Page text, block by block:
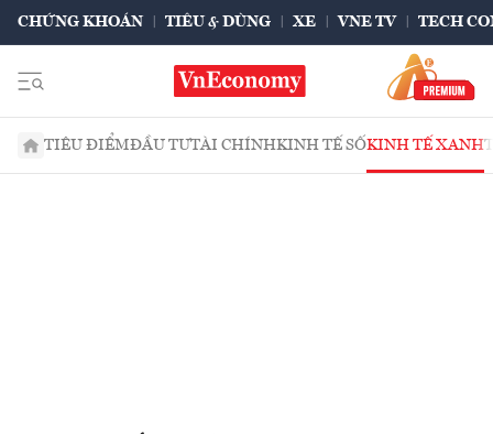
CHỨNG KHOÁN TIÊU & DÙNG XE VNE TV TECH
TIÊU ĐIỂMĐẦU TƯTÀI CHÍNHKINH TẾ SỐKINH TẾ XANH